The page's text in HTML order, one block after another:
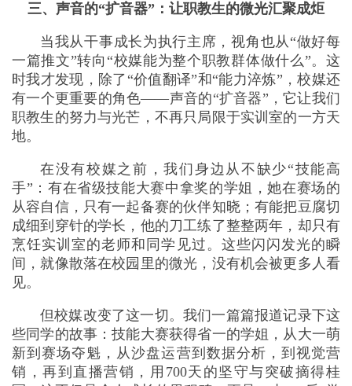
三、声音的“扩音器”：让职教生的微光汇聚成炬
当我从干事成长为执行主席，视角也从“做好每
一篇推文”转向“校媒能为整个职教群体做什么”。这
时我才发现，除了“价值翻译”和“能力淬炼”，校媒还
有一个更重要的角色——声音的“扩音器”，它让我们
职教生的努力与光芒，不再只局限于实训室的一方天
地。
在没有校媒之前，我们身边从不缺少“技能高
手”：有在省级技能大赛中拿奖的学姐，她在赛场的
从容自信，只有一起备赛的伙伴知晓；有能把豆腐切
成细到穿针的学长，他的刀工练了整整两年，却只有
烹饪实训室的老师和同学见过。这些闪闪发光的瞬
间，就像散落在校园里的微光，没有机会被更多人看
见。
但校媒改变了这一切。我们一篇篇报道记录下这
些同学的故事：技能大赛获得省一的学姐，从大一萌
新到赛场夺魁，从沙盘运营到数据分析，到视觉营
销，再到直播营销，用700天的坚守与突破摘得桂